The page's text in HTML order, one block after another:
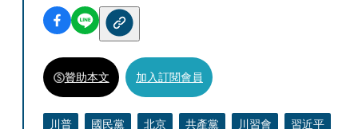
贊助本文 加入訂閱會員
川普 國民黨 北京 共產黨 川習會
習近平